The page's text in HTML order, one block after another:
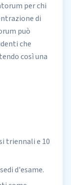
per chi
di
può
che
così una
triennali e 10
d'esame.